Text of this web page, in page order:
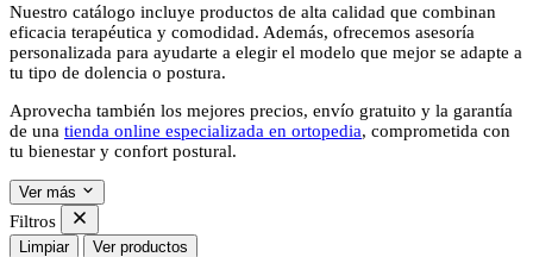
Nuestro catálogo incluye productos de alta calidad que combinan
eficacia terapéutica y comodidad. Además, ofrecemos asesoría
personalizada para ayudarte a elegir el modelo que mejor se adapte a
tu tipo de dolencia o postura.
Aprovecha también los mejores precios, envío gratuito y la garantía
de una tienda online especializada en ortopedia, comprometida con
tu bienestar y confort postural.
Ver más
Filtros
Limpiar Ver productos